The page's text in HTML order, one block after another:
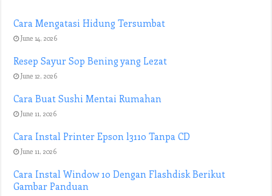
Cara Mengatasi Hidung Tersumbat
June 14, 2026
Resep Sayur Sop Bening yang Lezat
June 12, 2026
Cara Buat Sushi Mentai Rumahan
June 11, 2026
Cara Instal Printer Epson l3110 Tanpa CD
June 11, 2026
Cara Instal Window 10 Dengan Flashdisk Berikut
Gambar Panduan